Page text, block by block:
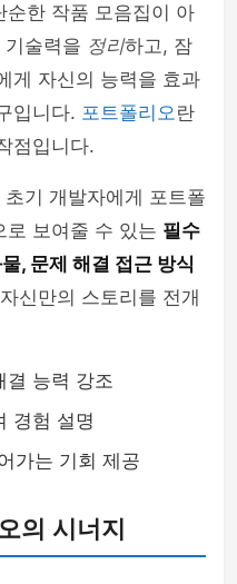
순한 작품 모음집이 아
술력을 정리하고, 잠
게 자신의 능력을 효과
입니다. 포트폴리오란
점입니다.
기 개발자에게 포트폴
로 보여줄 수 있는 필수
, 문제 해결 접근 방식
신만의 스토리를 전개
결 능력 강조
경험 설명
가는 기회 제공
의 시너지